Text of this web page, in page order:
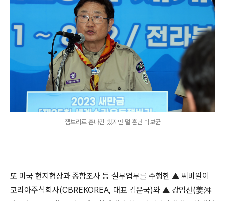
잼보리로 혼나긴 했지만 덜 혼난 박보균
또 미국 현지협상과 종합조사 등 실무업무를 수행한 ▲ 씨비알이
코리아주식회사(CBREKOREA, 대표 김윤국)와 ▲ 강임산(姜淋